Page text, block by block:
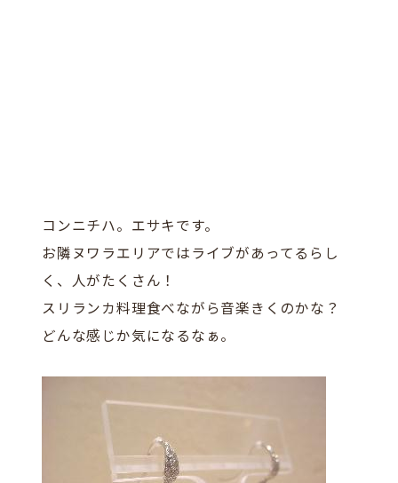
コンニチハ。エサキです。
お隣ヌワラエリアではライブがあってるらし
く、人がたくさん！
スリランカ料理食べながら音楽きくのかな？
どんな感じか気になるなぁ。